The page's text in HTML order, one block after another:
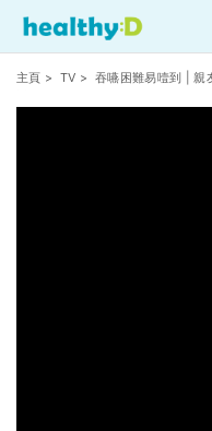
主頁 > TV > 吞嚥困難易噎到 | 親友陪伴是康復關鍵 吞嚥困難患者也可享受進食之